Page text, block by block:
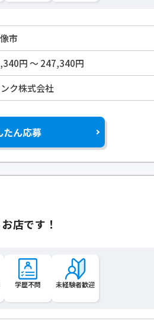
市
円 〜 247,340円
ク株式会社
たん応募
店です！
学歴不問 未経験者歓迎